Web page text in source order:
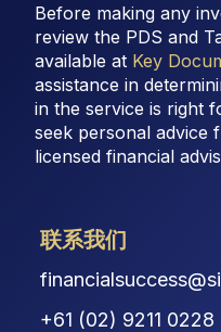
联系我们
+61 (02) 9211 0228
Before making any
review the PDS and
available at Key
assistance in
in the service is right
seek personal advice
licensed financial